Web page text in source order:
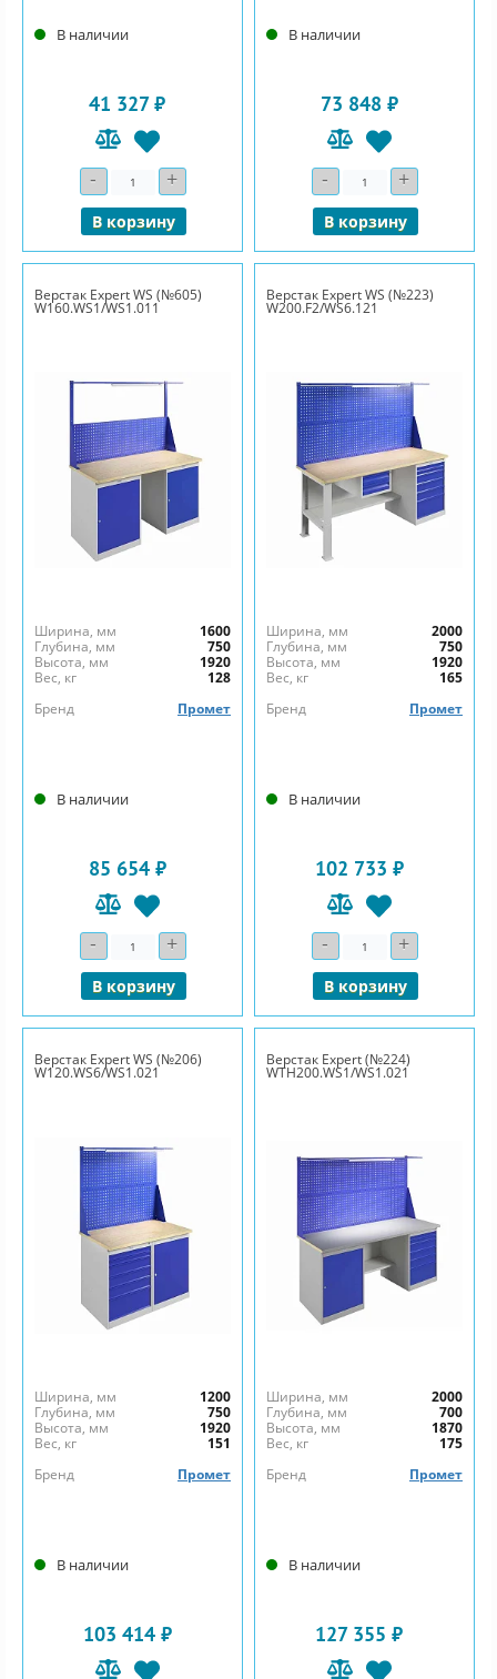
В наличии
41 327 ₽
- Количество
+
В корзину
В наличии
73 848 ₽
- Количество
+
В корзину
Верстак Expert WS (№605)
W160.WS1/WS1.011
Ширина, мм
1600
Глубина, мм
750
Высота, мм
1920
Вес, кг
128
Бренд
Промет
В наличии
85 654 ₽
- Количество+
В корзину
Верстак Expert WS (№223)
W200.F2/WS6.121
Ширина, мм
2000
Глубина, мм
750
Высота, мм
1920
Вес, кг
165
Бренд
Промет
В наличии
102 733 ₽
- Количество+
В корзину
Верстак Expert WS (№206)
W120.WS6/WS1.021
Ширина, мм
1200
Глубина, мм
750
Высота, мм
1920
Вес, кг
151
Бренд
Промет
В наличии
103 414 ₽
Верстак Expert (№224)
WTH200.WS1/WS1.021
Ширина, мм
2000
Глубина, мм
700
Высота, мм
1870
Вес, кг
175
Бренд
Промет
В наличии
127 355 ₽